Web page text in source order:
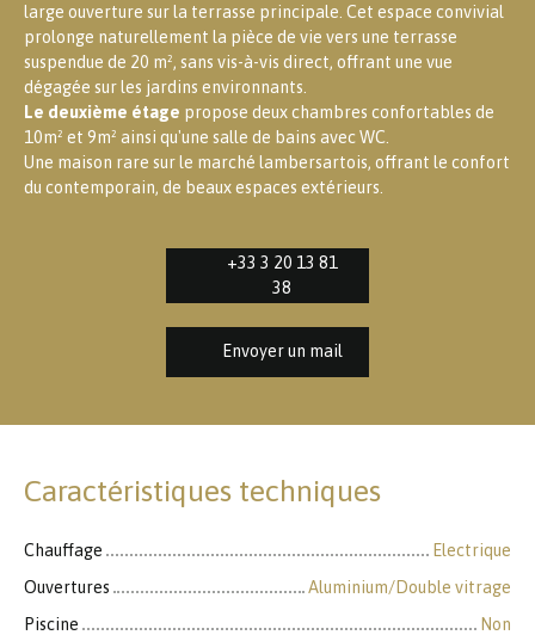
large ouverture sur la terrasse principale. Cet espace convivial
prolonge naturellement la pièce de vie vers une terrasse
suspendue de 20 m², sans vis-à-vis direct, offrant une vue
dégagée sur les jardins environnants.
Le deuxième étage propose deux chambres confortables de
10m² et 9m² ainsi qu'une salle de bains avec WC.
Une maison rare sur le marché lambersartois, offrant le confort
du contemporain, de beaux espaces extérieurs.
+33 3 20 13 81
38
Envoyer un mail
Caractéristiques techniques
Chauffage
Electrique
Ouvertures
Aluminium/Double vitrage
Piscine
Non